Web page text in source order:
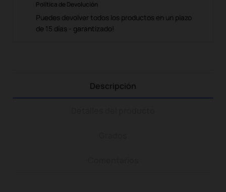
Política de Devolución
Puedes devolver todos los productos en un plazo
de 15 días - garantizado!
Descripción